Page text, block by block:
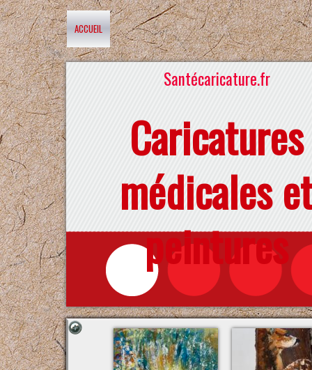
ACCUEIL
Santécaricature.fr
Caricatures
médicales
peintures